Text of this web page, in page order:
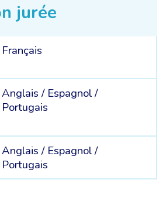
jurée
Français
Anglais / Espagnol /
Portugais
Anglais / Espagnol /
Portugais